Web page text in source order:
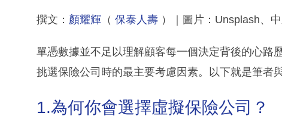
撰文： 顏耀輝 （ 保泰人壽 ）｜圖片：Unsplash、
單憑數據並不足以理解顧客每一個決定背後的心路
挑選保險公司時的最主要考慮因素。以下就是筆者
1.為何你會選擇虛擬保險公司？